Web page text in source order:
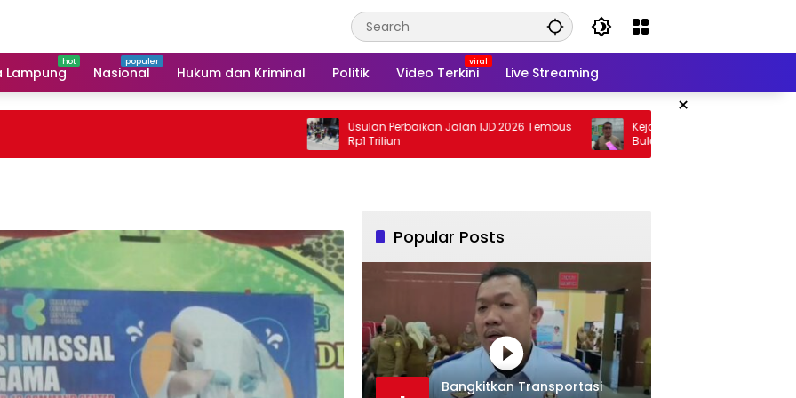
Lampung Nasional Hukum dan Kriminal Politik Video Terkini Live Streaming
×
Usulan Perbaikan Jalan IJD 2026 Tembus
Rp1 Triliun
Kejati Targetkan Berkas Arinal Rampung
Bulan Agustus
Popular Posts
Bangkitkan Transportasi